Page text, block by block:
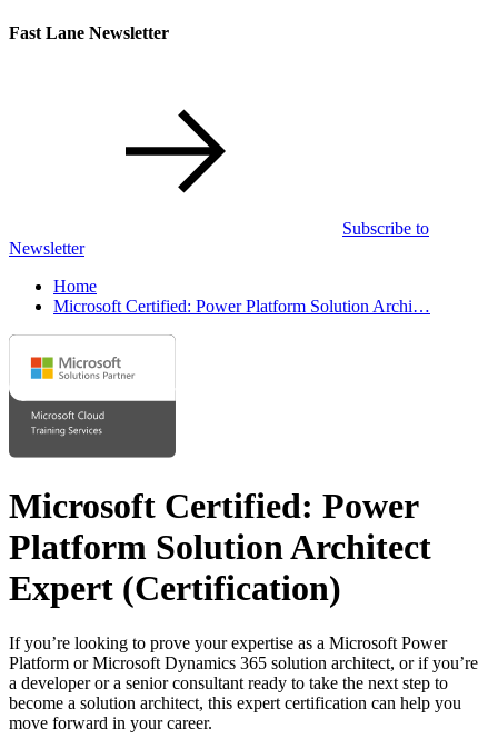
Fast Lane Newsletter
Subscribe to
Newsletter
Home
Microsoft Certified: Power Platform Solution Archi…
Microsoft Certified: Power
Platform Solution Architect
Expert (Certification)
If you’re looking to prove your expertise as a Microsoft Power
Platform or Microsoft Dynamics 365 solution architect, or if you’re
a developer or a senior consultant ready to take the next step to
become a solution architect, this expert certification can help you
move forward in your career.